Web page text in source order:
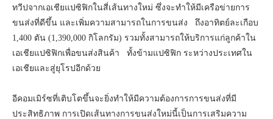
ทวีปจากเอเชียแปซิฟิกในสี่เส้นทางใหม่ ซึ่งจะทำให้มีเครือข่ายการ
ขนส่งที่ดีขึ้น และเพิ่มความสามารถในการขนส่ง ถึงอาทิตย์ละเกือบ
1,400 ตัน (1,390,000 กิโลกรัม) รวมทั้งสามารถให้บริการแก่ลูกค้าใน
เอเชียแปซิฟิกเพื่อขนส่งสินค้า ทั้งข้ามแปซิฟิก ระหว่างประเทศใน
เอเชียและสู่ยุโรปอีกด้วย
อีคอมเมิร์ซที่เติบโตขึ้นจะยิ่งทำให้มีความต้องการการขนส่งที่มี
ประสิทธิภาพ การเปิดเส้นทางการขนส่งใหม่นี้เป็นการเสริมความ